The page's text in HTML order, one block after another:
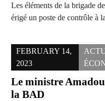
Les éléments de la brigade
érigé un poste de contrôle à
FEBRUARY 14,
2023
Le ministre
la BAD